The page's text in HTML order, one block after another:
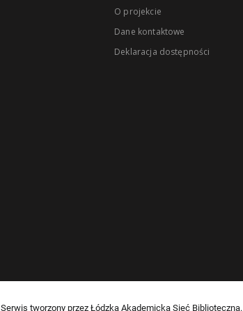
O projekcie
Dane kontaktowe
Deklaracja dostępności
Serwis tworzony przez Łódzką Akademicką Sieć Biblioteczną.